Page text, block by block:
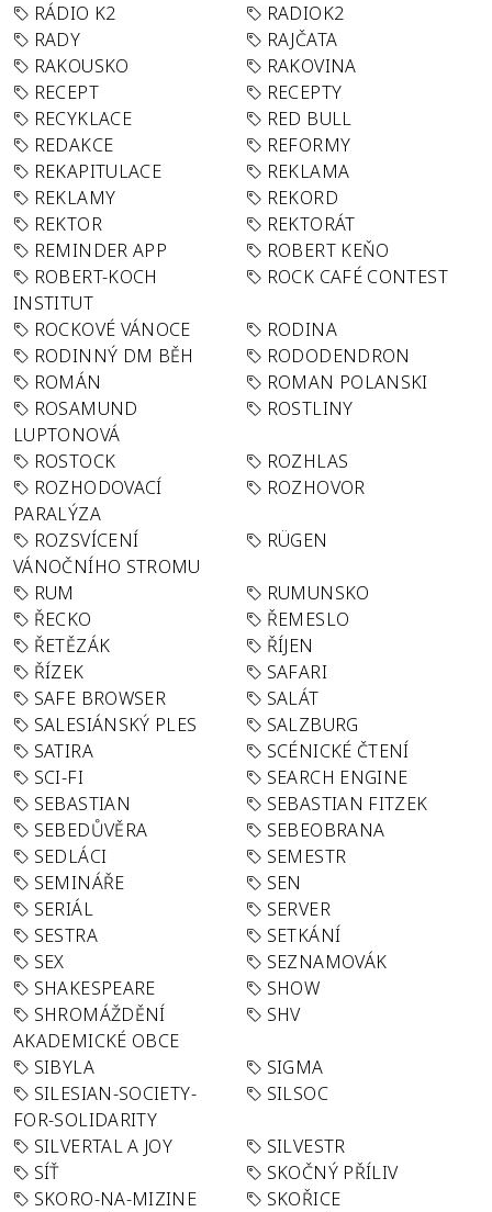
RÁDIO K2
RADIOK2
RADY
RAJČATA
RAKOUSKO
RAKOVINA
RECEPT
RECEPTY
RECYKLACE
RED BULL
REDAKCE
REFORMY
REKAPITULACE
REKLAMA
REKLAMY
REKORD
REKTOR
REKTORÁT
REMINDER APP
ROBERT KEŇO
ROBERT-KOCH
INSTITUT
ROCK CAFÉ CONTEST
ROCKOVÉ VÁNOCE
RODINA
RODINNÝ DM BĚH
RODODENDRON
ROMÁN
ROMAN POLANSKI
ROSAMUND
LUPTONOVÁ
ROSTLINY
ROSTOCK
ROZHLAS
ROZHODOVACÍ
PARALÝZA
ROZHOVOR
ROZSVÍCENÍ
VÁNOČNÍHO STROMU
RÜGEN
RUM
RUMUNSKO
ŘECKO
ŘEMESLO
ŘETĚZÁK
ŘÍJEN
ŘÍZEK
SAFARI
SAFE BROWSER
SALÁT
SALESIÁNSKÝ PLES
SALZBURG
SATIRA
SCÉNICKÉ ČTENÍ
SCI-FI
SEARCH ENGINE
SEBASTIAN
SEBASTIAN FITZEK
SEBEDŮVĚRA
SEBEOBRANA
SEDLÁCI
SEMESTR
SEMINÁŘE
SEN
SERIÁL
SERVER
SESTRA
SETKÁNÍ
SEX
SEZNAMOVÁK
SHAKESPEARE
SHOW
SHROMÁŽDĚNÍ
AKADEMICKÉ OBCE
SHV
SIBYLA
SIGMA
SILESIAN-SOCIETY-
FOR-SOLIDARITY
SILSOC
SILVERTAL A JOY
SILVESTR
SÍŤ
SKOČNÝ PŘÍLIV
SKORO-NA-MIZINE
SKOŘICE